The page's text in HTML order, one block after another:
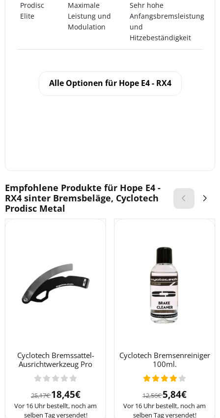
Prodisc
Elite
Maximale
Leistung und
Modulation
Sehr hohe
Anfangsbremsleistung
und
Hitzebeständigkeit
Alle Optionen für Hope E4 - RX4
Empfohlene Produkte für Hope E4 -
RX4 sinter Bremsbeläge, Cyclotech
Prodisc Metal
Cyclotech Bremssattel-
Ausrichtwerkzeug Pro
Von 25,17 für 18,45
25,17€18,45€
Vor 16 Uhr bestellt, noch am
selben Tag versendet!
Cyclotech Bremsenreiniger
100ml.
Von 12,56 für
12,56€5,84€
Vor 16 Uhr bestellt, noch am
selben Tag versendet!